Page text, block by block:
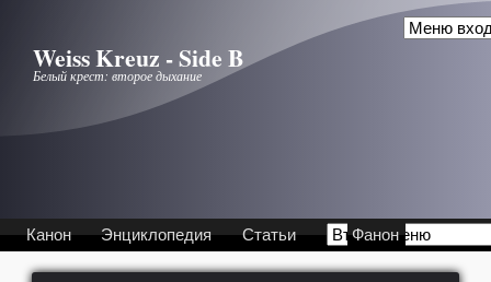
Weiss Kreuz - Side B
Белый крест: второе дыхание
Канон Энциклопедия Статьи Фанон